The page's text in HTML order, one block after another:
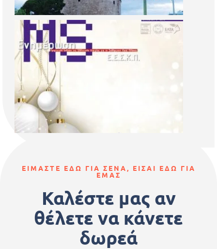
ΕΙΜΑΣΤΕ ΕΔΩ ΓΙΑ ΣΕΝΑ, ΕΙΣΑΙ ΕΔΩ ΓΙΑ
ΕΜΑΣ
Καλέστε μας αν
θέλετε να κάνετε
δωρεά